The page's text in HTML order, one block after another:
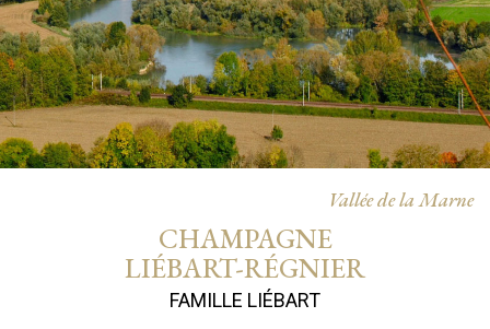
CHAMPAGNE
LIÉBART-RÉGNIER
FAMILLE LIÉBART
Vallée de la Marne